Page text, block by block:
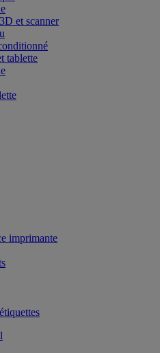
et scanner
imprimante